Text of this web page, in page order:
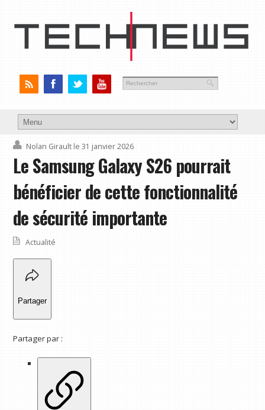
Nolan Girault le 31 janvier 2026
Le Samsung Galaxy S26 pourrait
bénéficier de cette fonctionnalité
de sécurité importante
Actualité
Partager
Partager par :